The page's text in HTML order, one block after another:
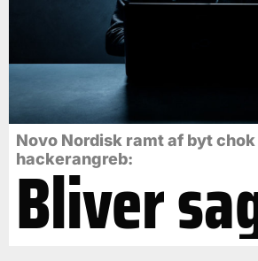
Novo Nordisk ramt af byt
hackerangreb:
Bliver